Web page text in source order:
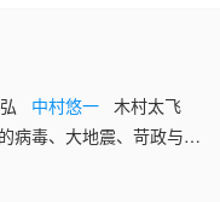
中村悠一 木村太飞
毒、大地震、苛政与饥
明水平倒退至明治初